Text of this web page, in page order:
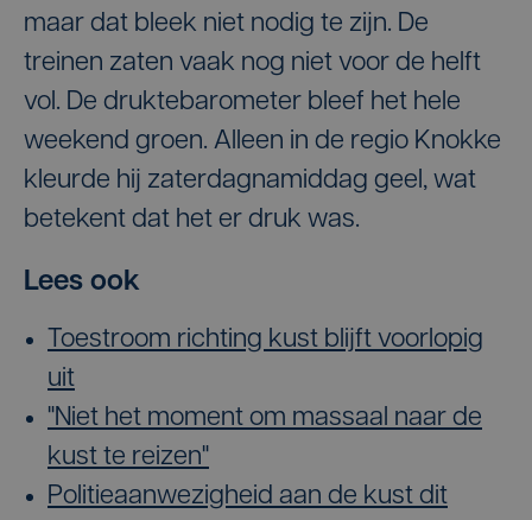
maar dat bleek niet nodig te zijn. De
treinen zaten vaak nog niet voor de helft
vol. De druktebarometer bleef het hele
weekend groen. Alleen in de regio Knokke
kleurde hij zaterdagnamiddag geel, wat
betekent dat het er druk was.
Lees ook
Toestroom richting kust blijft voorlopig
uit
"Niet het moment om massaal naar de
kust te reizen"
Politieaanwezigheid aan de kust dit